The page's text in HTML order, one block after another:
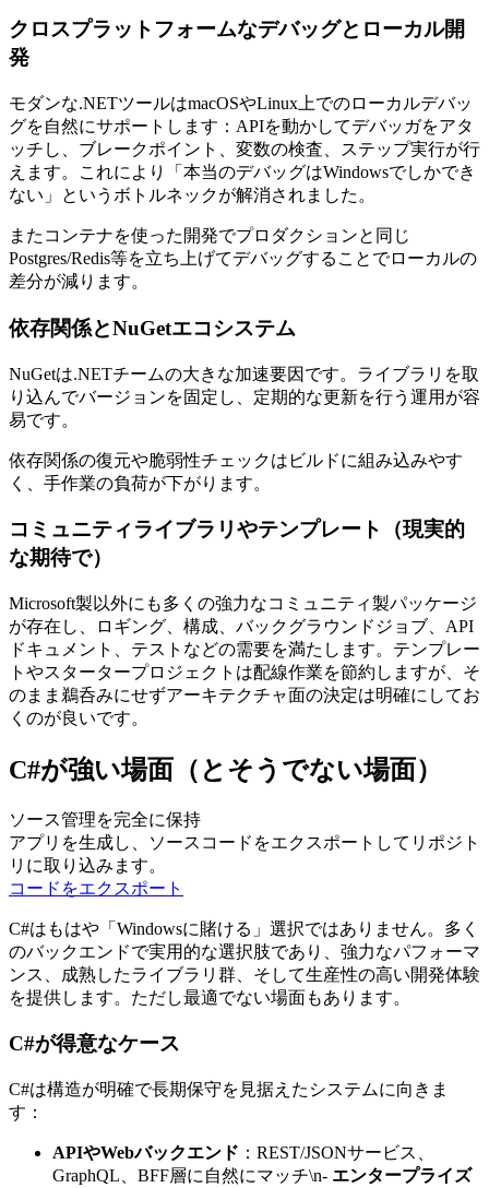
クロスプラットフォームなデバッグとローカル開
発
モダンな.NETツールはmacOSやLinux上でのローカルデバッ
グを自然にサポートします：APIを動かしてデバッガをアタ
ッチし、ブレークポイント、変数の検査、ステップ実行が行
えます。これにより「本当のデバッグはWindowsでしかでき
ない」というボトルネックが解消されました。
またコンテナを使った開発でプロダクションと同じ
Postgres/Redis等を立ち上げてデバッグすることでローカルの
差分が減ります。
依存関係とNuGetエコシステム
NuGetは.NETチームの大きな加速要因です。ライブラリを取
り込んでバージョンを固定し、定期的な更新を行う運用が容
易です。
依存関係の復元や脆弱性チェックはビルドに組み込みやす
く、手作業の負荷が下がります。
コミュニティライブラリやテンプレート（現実的
な期待で）
Microsoft製以外にも多くの強力なコミュニティ製パッケージ
が存在し、ロギング、構成、バックグラウンドジョブ、API
ドキュメント、テストなどの需要を満たします。テンプレー
トやスタータープロジェクトは配線作業を節約しますが、そ
のまま鵜呑みにせずアーキテクチャ面の決定は明確にしてお
くのが良いです。
C#が強い場面（とそうでない場面）
ソース管理を完全に保持
アプリを生成し、ソースコードをエクスポートしてリポジト
リに取り込みます。
コードをエクスポート
C#はもはや「Windowsに賭ける」選択ではありません。多く
のバックエンドで実用的な選択肢であり、強力なパフォーマ
ンス、成熟したライブラリ群、そして生産性の高い開発体験
を提供します。ただし最適でない場面もあります。
C#が得意なケース
C#は構造が明確で長期保守を見据えたシステムに向きま
す：
APIやWebバックエンド ：REST/JSONサービス、
GraphQL、BFF層に自然にマッチ\n- エンタープライズ